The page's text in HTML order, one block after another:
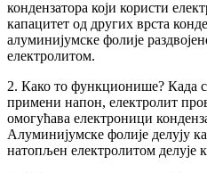
кондензатора који користи
капацитет од других врста
алуминијумске фолије
електролитом.
2. Како то функционише? Када
примени напон, електролит
омогућава електроници
Алуминијумске фолије делују
натопљен електролитом делује